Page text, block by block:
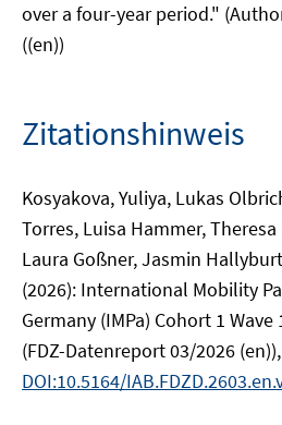
over a four-year period."
((en))
Zitationshinweis
Kosyakova, Yuliya, Lukas
Torres, Luisa Hammer,
Laura Goßner, Jasmin
(2026): International Mobility
Germany (IMPa) Cohort 1 Wave
(FDZ-Datenreport 03/2026
DOI:10.5164/